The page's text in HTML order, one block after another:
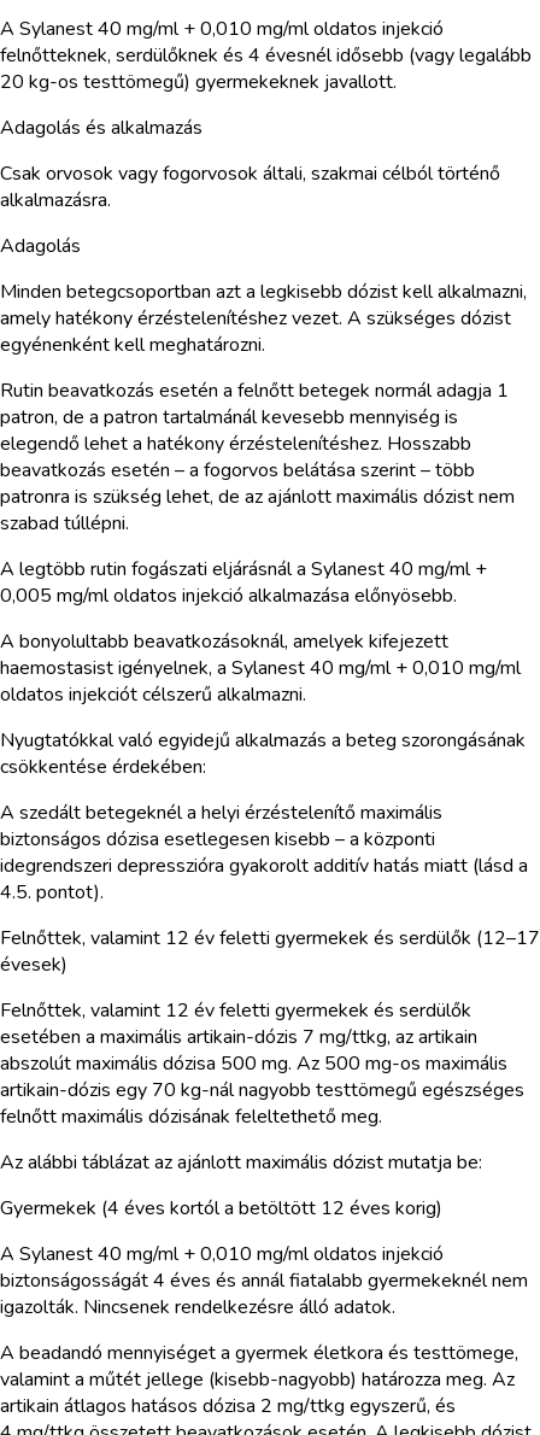
A Sylanest 40 mg/ml + 0,010 mg/ml oldatos injekció
felnőtteknek, serdülőknek és 4 évesnél idősebb (vagy legalább
20 kg-os testtömegű) gyermekeknek javallott.
Adagolás és alkalmazás
Csak orvosok vagy fogorvosok általi, szakmai célból történő
alkalmazásra.
Adagolás
Minden betegcsoportban azt a legkisebb dózist kell alkalmazni,
amely hatékony érzéstelenítéshez vezet. A szükséges dózist
egyénenként kell meghatározni.
Rutin beavatkozás esetén a felnőtt betegek normál adagja 1
patron, de a patron tartalmánál kevesebb mennyiség is
elegendő lehet a hatékony érzéstelenítéshez. Hosszabb
beavatkozás esetén – a fogorvos belátása szerint – több
patronra is szükség lehet, de az ajánlott maximális dózist nem
szabad túllépni.
A legtöbb rutin fogászati eljárásnál a Sylanest 40 mg/ml +
0,005 mg/ml oldatos injekció alkalmazása előnyösebb.
A bonyolultabb beavatkozásoknál, amelyek kifejezett
haemostasist igényelnek, a Sylanest 40 mg/ml + 0,010 mg/ml
oldatos injekciót célszerű alkalmazni.
Nyugtatókkal való egyidejű alkalmazás a beteg szorongásának
csökkentése érdekében:
A szedált betegeknél a helyi érzéstelenítő maximális
biztonságos dózisa esetlegesen kisebb – a központi
idegrendszeri depresszióra gyakorolt additív hatás miatt (lásd a
4.5. pontot).
Felnőttek, valamint 12 év feletti gyermekek és serdülők (12–17
évesek)
Felnőttek, valamint 12 év feletti gyermekek és serdülők
esetében a maximális artikain-dózis 7 mg/ttkg, az artikain
abszolút maximális dózisa 500 mg. Az 500 mg-os maximális
artikain-dózis egy 70 kg-nál nagyobb testtömegű egészséges
felnőtt maximális dózisának feleltethető meg.
Az alábbi táblázat az ajánlott maximális dózist mutatja be:
Gyermekek (4 éves kortól a betöltött 12 éves korig)
A Sylanest 40 mg/ml + 0,010 mg/ml oldatos injekció
biztonságosságát 4 éves és annál fiatalabb gyermekeknél nem
igazolták. Nincsenek rendelkezésre álló adatok.
A beadandó mennyiséget a gyermek életkora és testtömege,
valamint a műtét jellege (kisebb-nagyobb) határozza meg. Az
artikain átlagos hatásos dózisa 2 mg/ttkg egyszerű, és